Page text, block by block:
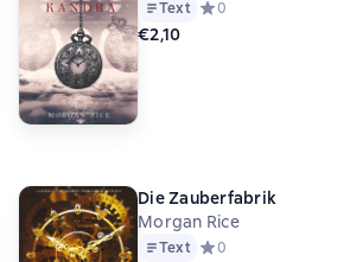
Text Средний рейтинг 0 на
0
€2,10
Die Zauberfabrik
Morgan Rice
Text Средний рейтинг 0 на
0